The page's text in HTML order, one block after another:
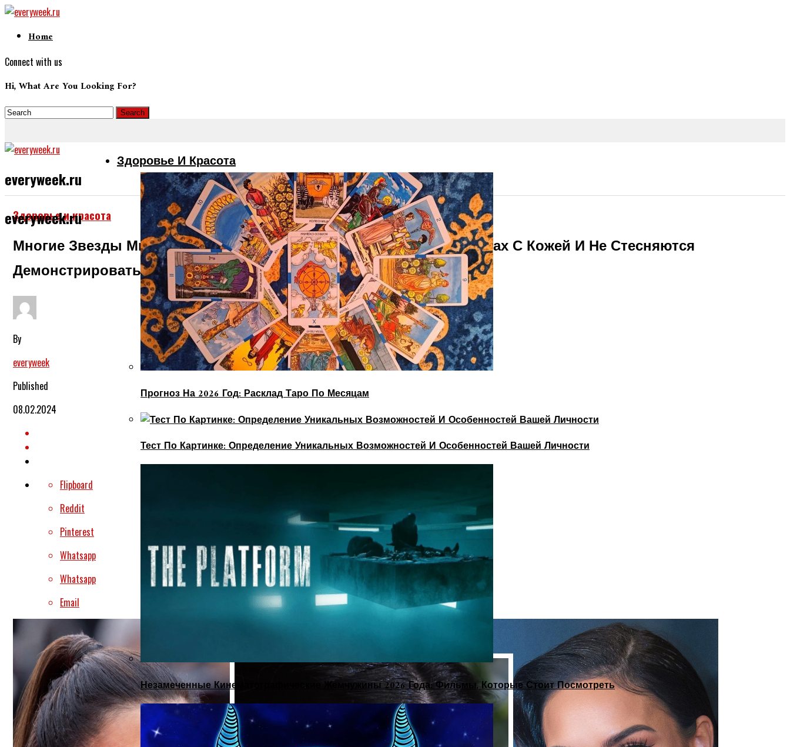
Home
Connect with us
Hi, What Are You Looking For?
everyweek.ru
everyweek.ru
Здоровье И Красота
Прогноз На 2026 Год: Расклад Таро По Месяцам
Тест По Картинке: Определение Уникальных Возможностей И Особенностей Вашей Личности
Незамеченные Кинематографические Жемчужины 2026 Года: Фильмы, Которые Стоит Посмотреть
Здоровье и красота
Многие Звезды Мирового Масштаба Открыто Заявляют О Проблемах С Кожей И Не Стесняются
Демонстрировать Их На Публике.
By
everyweek
Published
08.02.2024
Flipboard
Reddit
Pinterest
Whatsapp
Whatsapp
Email